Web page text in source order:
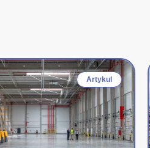
Artykul